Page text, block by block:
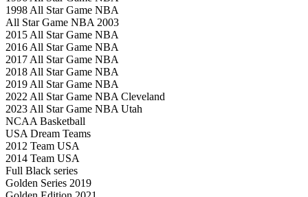
1998 All Star Game NBA
All Star Game NBA 2003
2015 All Star Game NBA
2016 All Star Game NBA
2017 All Star Game NBA
2018 All Star Game NBA
2019 All Star Game NBA
2022 All Star Game NBA Cleveland
2023 All Star Game NBA Utah
NCAA Basketball
USA Dream Teams
2012 Team USA
2014 Team USA
Full Black series
Golden Series 2019